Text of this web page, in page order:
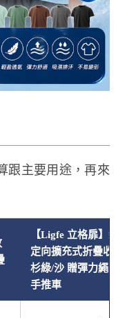
跟主要用途，再來
【Ligfe 立格扉】新
定向擴充式折疊收
杉綠/沙 贈彈力繩
手推車